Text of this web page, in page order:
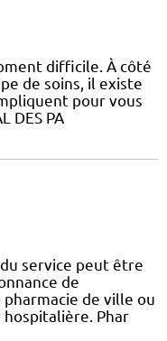
difficile. À côté
de soins, il existe
pour vous
DES PA
service peut être
de
de ville ou
hospitalière. Phar